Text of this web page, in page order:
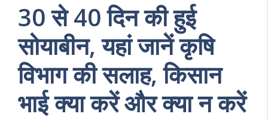
30 से 40 दिन की हुई
सोयाबीन, यहां जानें कृषि
विभाग की सलाह, किसान
भाई क्या करें और क्या न करें